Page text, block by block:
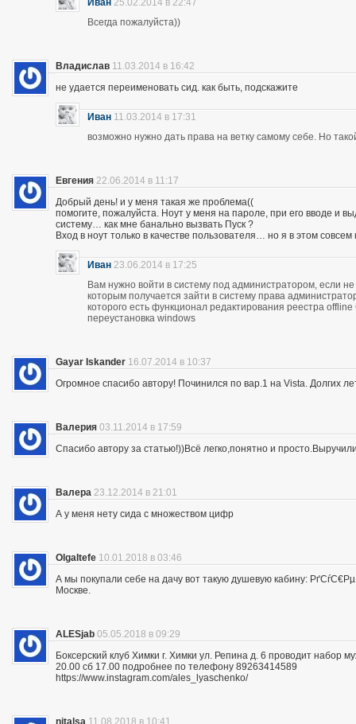
Иван 25.02.2014 в 22:47
Всегда пожалуйста))
Владислав 11.03.2014 в 16:42
не удается переименовать сид. как быть, подскажите
Иван 11.03.2014 в 17:31
возможно нужно дать права на ветку самому себе. Но
Евгения 22.06.2014 в 11:17
Добрый день! и у меня такая же проблема((
помогите, пожалуйста. Ноут у меня на пароле, при его вводе и
систему… как мне банально вызвать Пуск ?
Вход в ноут только в качестве пользователя… но я в этом
Иван 23.06.2014 в 17:25
Вам нужно войти в систему под администратором, если
которым получается зайти в систему права
которого есть функционал редактирования реестра
переустановка windows
Gayar Iskander 16.07.2014 в 10:37
Огромное спасибо автору! Починился по вар.1 на Vista. Долгих
Валерия 03.11.2014 в 17:59
Спасибо автору за статью!))Всё легко,понятно и
Валера 23.12.2014 в 21:01
А у меня нету сида с множеством цифр
OlgaItefe 10.01.2018 в 03:46
А мы покупали себе на дачу вот такую душевую кабину:
Москве.
ALESjab 05.05.2018 в 09:29
Боксерский клуб Химки г. Химки ул. Репина д. 6 проводит набор
20.00 сб 17.00 подробнее по телефону 89263414589
https://www.instagram.com/ales_lyaschenko/
nitalsa 11.08.2018 в 10:41